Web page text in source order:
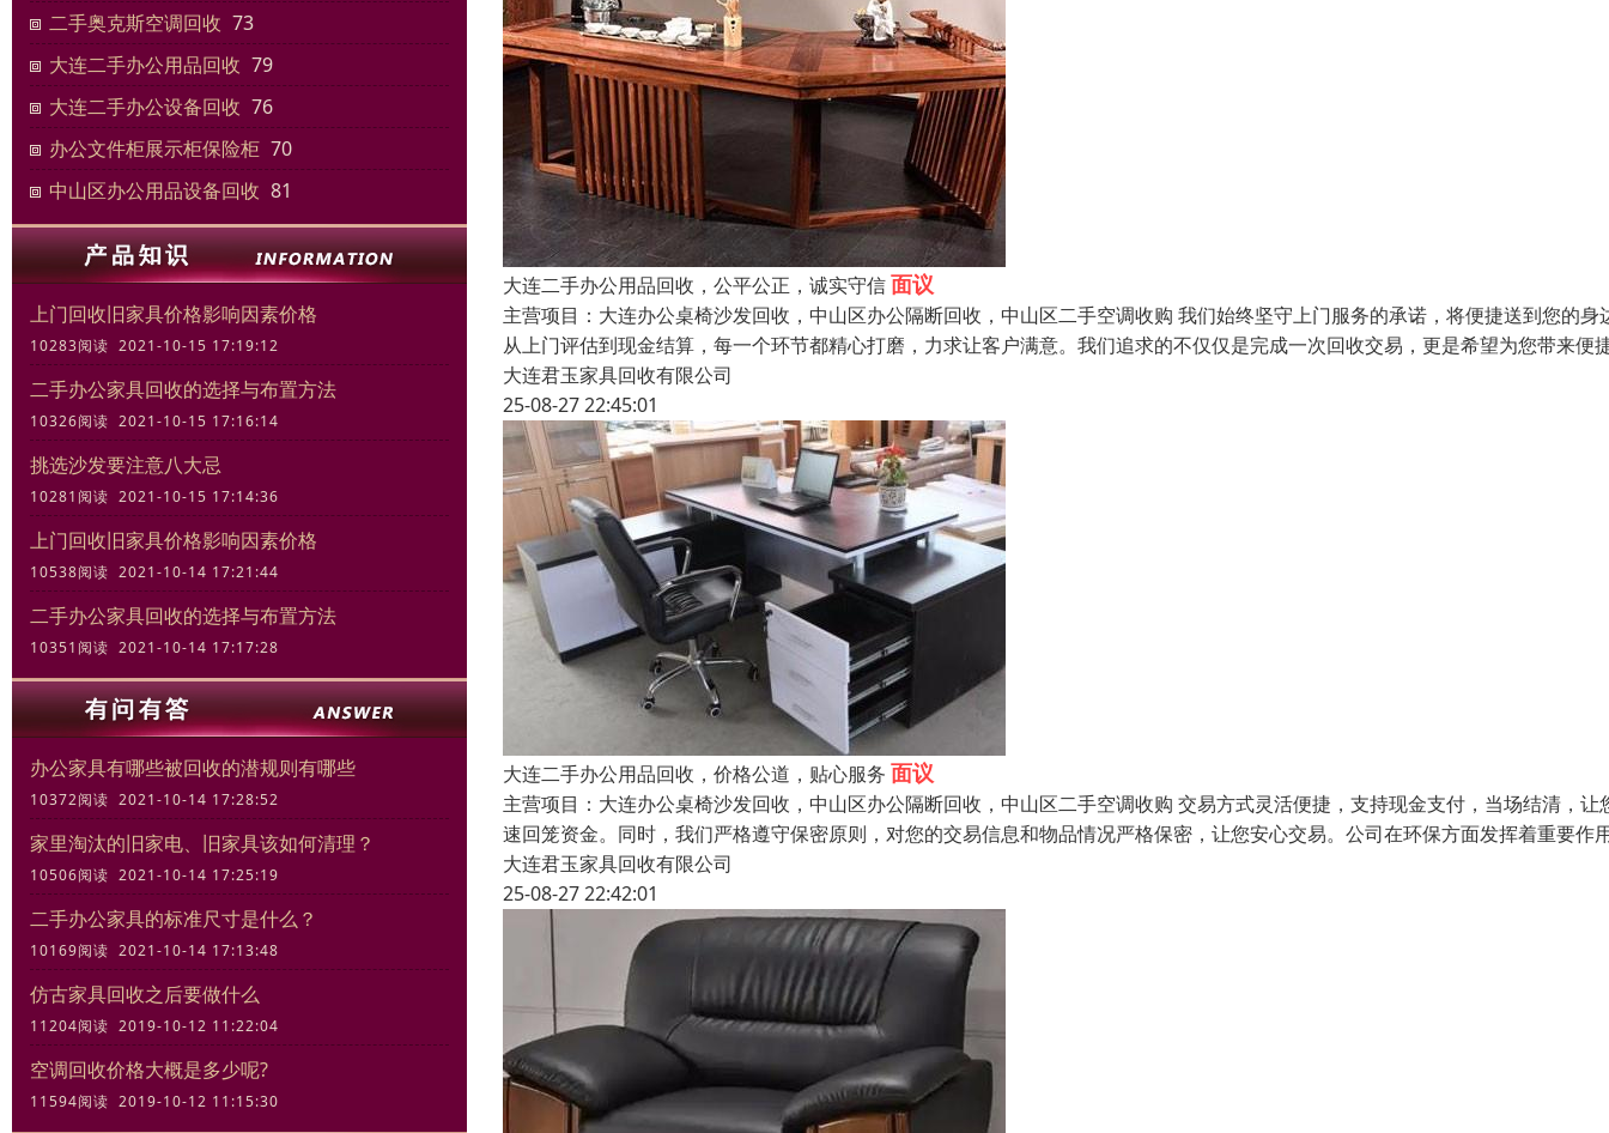
二手奥克斯空调回收 73
大连二手办公用品回收 79
大连二手办公设备回收 76
办公文件柜展示柜保险柜 70
中山区办公用品设备回收 81
上门回收旧家具价格影响因素价格
10283阅读 2021-10-15 17:19:12
二手办公家具回收的选择与布置方法
10326阅读 2021-10-15 17:16:14
挑选沙发要注意八大忌
10281阅读 2021-10-15 17:14:36
上门回收旧家具价格影响因素价格
10538阅读 2021-10-14 17:21:44
二手办公家具回收的选择与布置方法
10351阅读 2021-10-14 17:17:28
办公家具有哪些被回收的潜规则有哪些
10372阅读 2021-10-14 17:28:52
家里淘汰的旧家电、旧家具该如何清理？
10506阅读 2021-10-14 17:25:19
二手办公家具的标准尺寸是什么？
10169阅读 2021-10-14 17:13:48
仿古家具回收之后要做什么
11204阅读 2019-10-12 11:22:04
空调回收价格大概是多少呢?
11594阅读 2019-10-12 11:15:30
大连二手办公用品回收，公平公正，诚实守信面议
主营项目：大连办公桌椅沙发回收，中山区办公隔断回收，中山区二手空调收购 我们始终坚守上门服务的承诺，将便捷送到您的身
从上门评估到现金结算，每一个环节都精心打磨，力求让客户满意。我们追求的不仅仅是完成一次回收交易，更是希望为您带来便
大连君玉家具回收有限公司
25-08-27 22:45:01
大连二手办公用品回收，价格公道，贴心服务 面议
主营项目：大连办公桌椅沙发回收，中山区办公隔断回收，中山区二手空调收购 交易方式灵活便捷，支持现金支付，当场结清，让
速回笼资金。同时，我们严格遵守保密原则，对您的交易信息和物品情况严格保密，让您安心交易。公司在环保方面发挥着重要作
大连君玉家具回收有限公司
25-08-27 22:42:01